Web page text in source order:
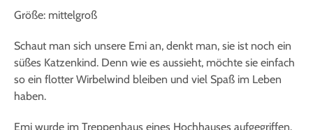
Größe: mittelgroß
Schaut man sich unsere Emi an, denkt man, sie ist noch ein
süßes Katzenkind. Denn wie es aussieht, möchte sie einfach
so ein flotter Wirbelwind bleiben und viel Spaß im Leben
haben.
Emi wurde im Treppenhaus eines Hochhauses aufgegriffen.